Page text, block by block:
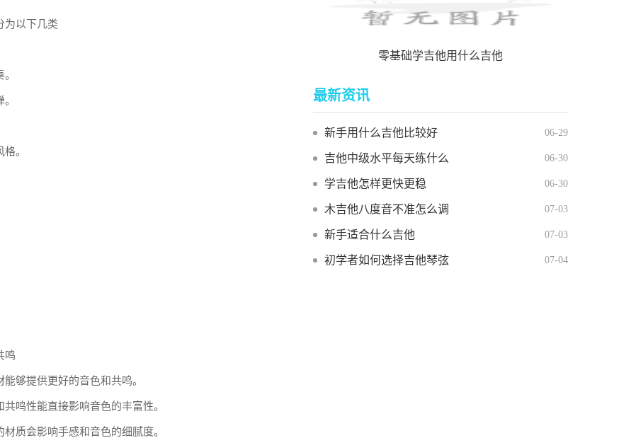
为以下几类
。
鸣
够提供更好的音色和共鸣。
鸣性能直接影响音色的丰富性。
质会影响手感和音色的细腻度。
零基础学吉他用什么吉他
最新资讯
新手用什么吉他比较好 06-29
吉他中级水平每天练什么 06-30
学吉他怎样更快更稳 06-30
木吉他八度音不准怎么调 07-03
新手适合什么吉他 07-03
初学者如何选择吉他琴弦 07-04